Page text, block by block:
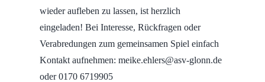
wieder aufleben zu lassen, ist herzlich
eingeladen! Bei Interesse, Rückfragen oder
Verabredungen zum gemeinsamen Spiel einfach
Kontakt aufnehmen: meike.ehlers@asv-glonn.de
oder 0170 6719905